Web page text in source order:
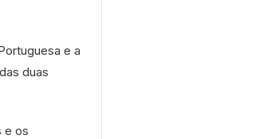
e a
duas
e os